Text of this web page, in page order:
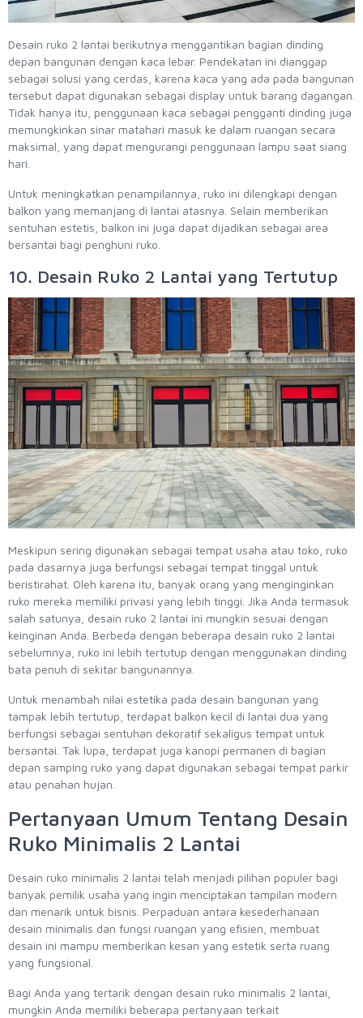
Desain ruko 2 lantai berikutnya menggantikan bagian dinding
depan bangunan dengan kaca lebar. Pendekatan ini dianggap
sebagai solusi yang cerdas, karena kaca yang ada pada bangunan
tersebut dapat digunakan sebagai display untuk barang dagangan.
Tidak hanya itu, penggunaan kaca sebagai pengganti dinding juga
memungkinkan sinar matahari masuk ke dalam ruangan secara
maksimal, yang dapat mengurangi penggunaan lampu saat siang
hari.
Untuk meningkatkan penampilannya, ruko ini dilengkapi dengan
balkon yang memanjang di lantai atasnya. Selain memberikan
sentuhan estetis, balkon ini juga dapat dijadikan sebagai area
bersantai bagi penghuni ruko.
10. Desain Ruko 2 Lantai yang Tertutup
Meskipun sering digunakan sebagai tempat usaha atau toko, ruko
pada dasarnya juga berfungsi sebagai tempat tinggal untuk
beristirahat. Oleh karena itu, banyak orang yang menginginkan
ruko mereka memiliki privasi yang lebih tinggi. Jika Anda termasuk
salah satunya, desain ruko 2 lantai ini mungkin sesuai dengan
keinginan Anda. Berbeda dengan beberapa desain ruko 2 lantai
sebelumnya, ruko ini lebih tertutup dengan menggunakan dinding
bata penuh di sekitar bangunannya.
Untuk menambah nilai estetika pada desain bangunan yang
tampak lebih tertutup, terdapat balkon kecil di lantai dua yang
berfungsi sebagai sentuhan dekoratif sekaligus tempat untuk
bersantai. Tak lupa, terdapat juga kanopi permanen di bagian
depan samping ruko yang dapat digunakan sebagai tempat parkir
atau penahan hujan.
Pertanyaan Umum Tentang Desain
Ruko Minimalis 2 Lantai
Desain ruko minimalis 2 lantai telah menjadi pilihan populer bagi
banyak pemilik usaha yang ingin menciptakan tampilan modern
dan menarik untuk bisnis. Perpaduan antara kesederhanaan
desain minimalis dan fungsi ruangan yang efisien, membuat
desain ini mampu memberikan kesan yang estetik serta ruang
yang fungsional.
Bagi Anda yang tertarik dengan desain ruko minimalis 2 lantai,
mungkin Anda memiliki beberapa pertanyaan terkait